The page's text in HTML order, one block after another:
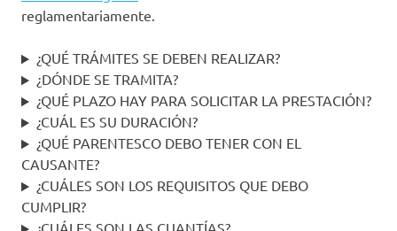
reglamentariamente.
¿QUÉ TRÁMITES SE DEBEN REALIZAR?
¿DÓNDE SE TRAMITA?
¿QUÉ PLAZO HAY PARA SOLICITAR LA PRESTACIÓN?
¿CUÁL ES SU DURACIÓN?
¿QUÉ PARENTESCO DEBO TENER CON EL
CAUSANTE?
¿CUÁLES SON LOS REQUISITOS QUE DEBO
CUMPLIR?